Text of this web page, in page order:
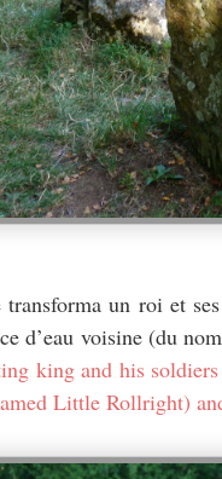
un roi et
d’eau voisine (du
king and his
Little Rollright)